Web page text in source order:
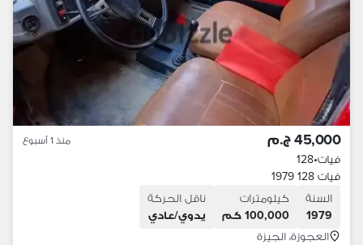
45,000 ج.م منذ 1 أسبوع
فيات•
128
فيات 128 1979
السنة
1979
كيلومترات
100,000 كم
ناقل الحركة
يدوي/عادي
العجوزة، الجيزة